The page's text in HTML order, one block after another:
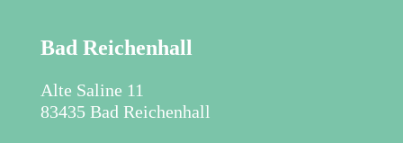
Bad Reichenhall
Alte Saline 11
83435 Bad Reichenhall